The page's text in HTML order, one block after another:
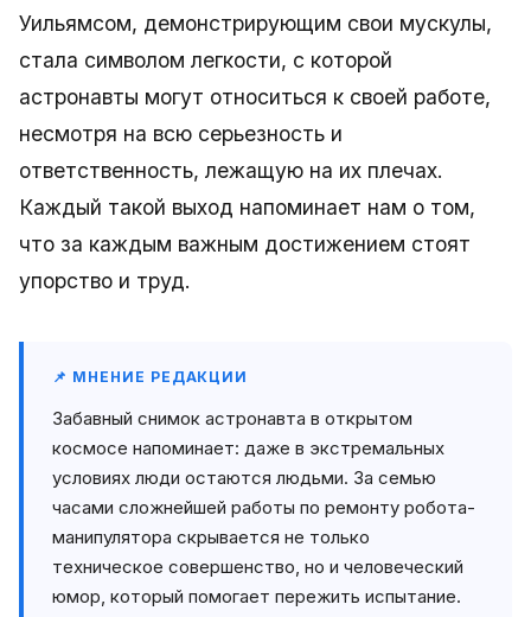
Уильямсом, демонстрирующим свои мускулы,
стала символом легкости, с которой
астронавты могут относиться к своей работе,
несмотря на всю серьезность и
ответственность, лежащую на их плечах.
Каждый такой выход напоминает нам о том,
что за каждым важным достижением стоят
упорство и труд.
📌 МНЕНИЕ РЕДАКЦИИ
Забавный снимок астронавта в открытом
космосе напоминает: даже в экстремальных
условиях люди остаются людьми. За семью
часами сложнейшей работы по ремонту робота-
манипулятора скрывается не только
техническое совершенство, но и человеческий
юмор, который помогает пережить испытание.